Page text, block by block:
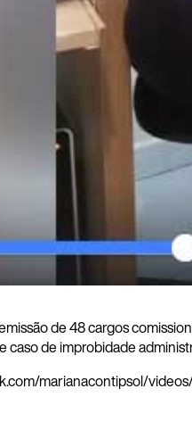
de 48 cargos
caso de improbidade
marianacontipsol/